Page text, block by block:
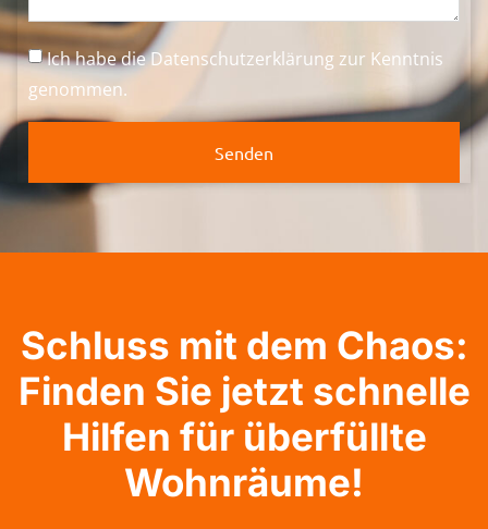
Ich habe dieDatenschutzerklärung zur Kenntnis
genommen.
Senden
Schluss mit dem Chaos:
Finden Sie jetzt schnelle
Hilfen für überfüllte
Wohnräume!